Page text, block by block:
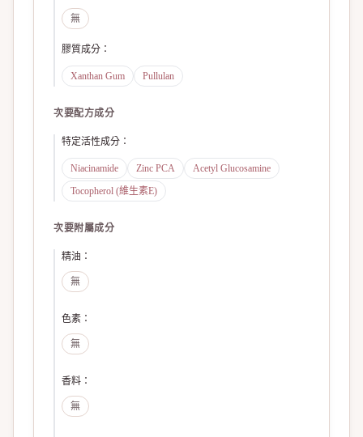
無
膠質成分 ：
Xanthan Gum Pullulan
次要配方成分
特定活性成分 ：
Niacinamide Zinc PCA
Acetyl Glucosamine
Tocopherol (維生素E)
次要附屬成分
精油 ：
無
色素 ：
無
香料 ：
無